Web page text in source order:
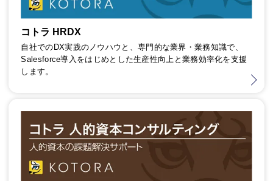
コトラ HRDX
自社でのDX実践のノウハウと、専門的な業界・業務知識で、
Salesforce導入をはじめとした生産性向上と業務効率化を支援
します。